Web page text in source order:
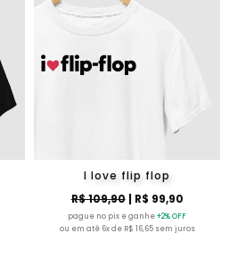
I love flip flop
R$ 109,90| R$ 99,90
pague no pix e ganhe+2% OFF
ou em até 6x de R$ 16,65 sem juros